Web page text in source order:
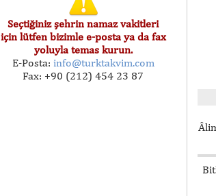
Seçtiğiniz şehrin namaz vakitleri
için lütfen bizimle e-posta ya da fax
yoluyla temas kurun.
E-Posta: info@turktakvim.com
Fax: +90 (212) 454 23 87